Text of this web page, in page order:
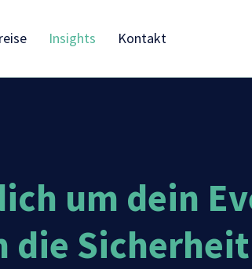
Insights Kontakt
um dein
die